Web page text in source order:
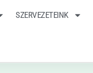
SZERVEZETEINK